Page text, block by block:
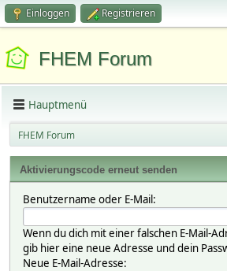
Einloggen Registrieren
FHEM Forum
Hauptmenü
FHEM Forum
Aktivierungscode erneut senden
Benutzername oder E-Mail:
Wenn du dich mit einer falschen E-Mail-
gib hier eine neue Adresse und dein
Neue E-Mail-Adresse: